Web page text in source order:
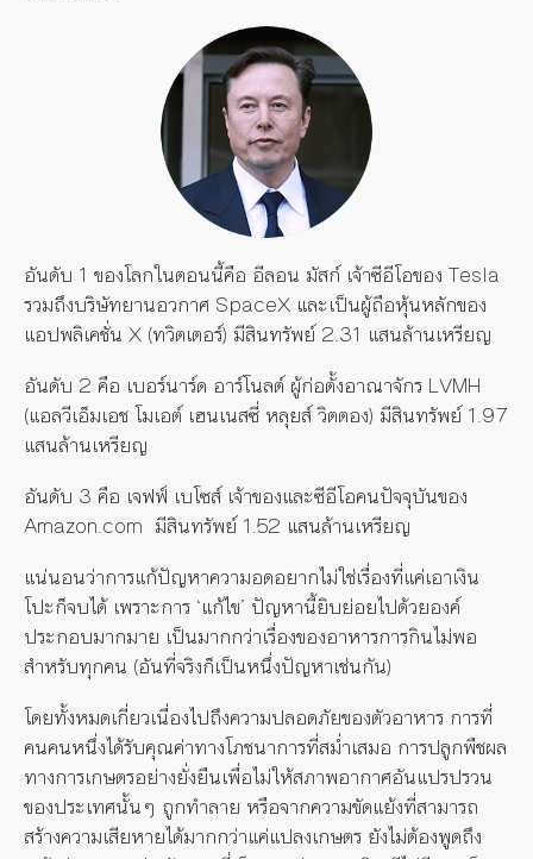
อันดับ 1 ของโลกในตอนนี้คือ อีลอน มัสก์ เจ้าซีอีโอของ Tesla
รวมถึงบริษัทยานอวกาศ SpaceX และเป็นผู้ถือหุ้นหลักของ
แอปพลิเคชั่น X (ทวิตเตอร์) มีสินทรัพย์ 2.31 แสนล้านเหรียญ
อันดับ 2 คือ เบอร์นาร์ด อาร์โนลต์ ผู้ก่อตั้งอาณาจักร LVMH
(แอลวีเอ็มเอช โมเอต์ เฮนเนสซี่ หลุยส์ วิตตอง) มีสินทรัพย์ 1.97
แสนล้านเหรียญ
อันดับ 3 คือ เจฟฟ์ เบโซส์ เจ้าของและซีอีโอคนปัจจุบันของ
Amazon.com มีสินทรัพย์ 1.52 แสนล้านเหรียญ
แน่นอนว่าการแก้ปัญหาความอดอยากไม่ใช่เรื่องที่แค่เอาเงิน
โปะก็จบได้ เพราะการ ‘แก้ไข’ ปัญหานี้ยิบย่อยไปด้วยองค์
ประกอบมากมาย เป็นมากกว่าเรื่องของอาหารการกินไม่พอ
สำหรับทุกคน (อันที่จริงก็เป็นหนึ่งปัญหาเช่นกัน)
โดยทั้งหมดเกี่ยวเนื่องไปถึงความปลอดภัยของตัวอาหาร การที่
คนคนหนึ่งได้รับคุณค่าทางโภชนาการที่สม่ำเสมอ การปลูกพืชผล
ทางการเกษตรอย่างยั่งยืนเพื่อไม่ให้สภาพอากาศอันแปรปรวน
ของประเทศนั้นๆ ถูกทำลาย หรือจากความขัดแย้งที่สามารถ
สร้างความเสียหายได้มากกว่าแค่แปลงเกษตร ยังไม่ต้องพูดถึง